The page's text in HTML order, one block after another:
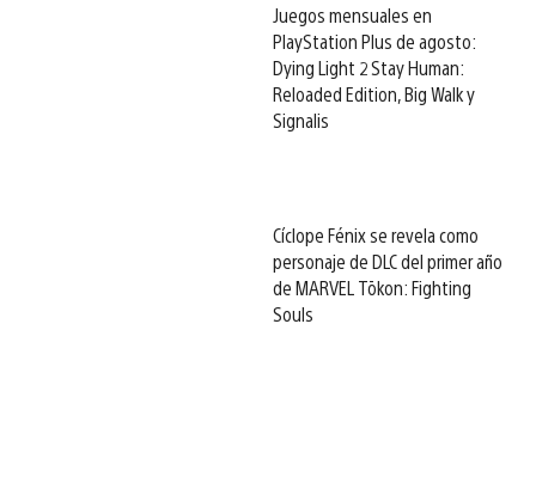
Juegos mensuales en
PlayStation Plus de agosto:
Dying Light 2 Stay Human:
Reloaded Edition, Big Walk y
Signalis
Cíclope Fénix se revela como
personaje de DLC del primer año
de MARVEL Tōkon: Fighting
Souls